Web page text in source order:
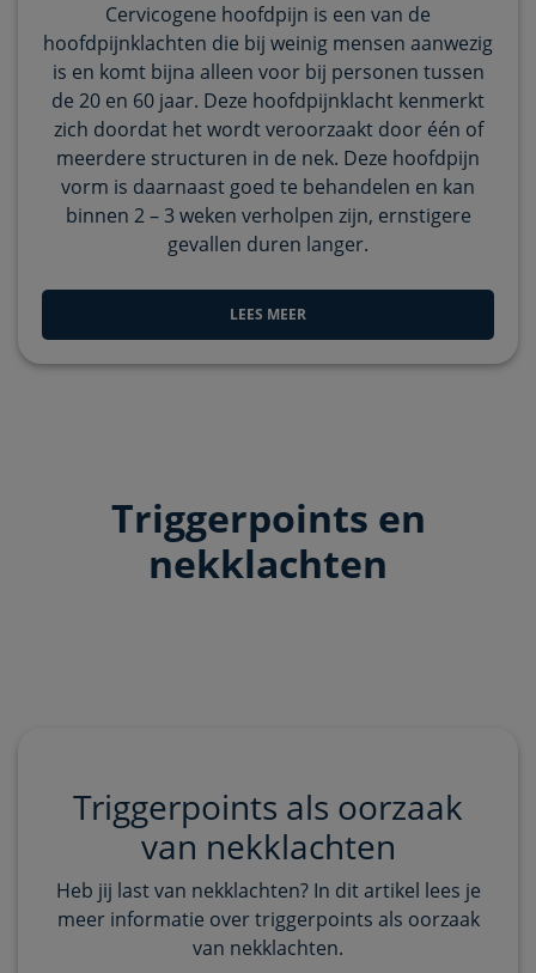
Cervicogene hoofdpijn is een van de
hoofdpijnklachten die bij weinig mensen aanwezig
is en komt bijna alleen voor bij personen tussen
de 20 en 60 jaar. Deze hoofdpijnklacht kenmerkt
zich doordat het wordt veroorzaakt door één of
meerdere structuren in de nek. Deze hoofdpijn
vorm is daarnaast goed te behandelen en kan
binnen 2 – 3 weken verholpen zijn, ernstigere
gevallen duren langer.
LEES MEER
Triggerpoints en
nekklachten
Triggerpoints als oorzaak
van nekklachten
Heb jij last van nekklachten? In dit artikel lees je
meer informatie over triggerpoints als oorzaak
van nekklachten.